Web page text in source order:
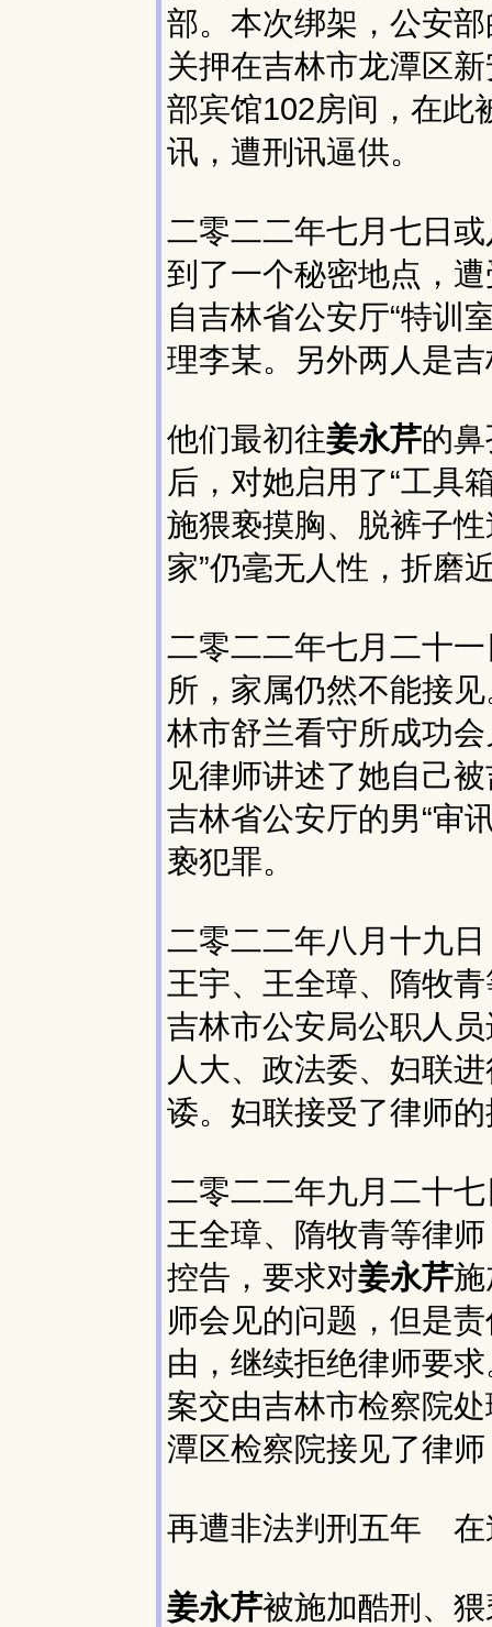
部。本次绑架，公安
关押在吉林市龙潭区
部宾馆102房间，在此
讯，遭刑讯逼供。
二零二二年七月七日
到了一个秘密地点，
自吉林省公安厅“特训
理李某。另外两人是
他们最初往姜永芹的
后，对她启用了“工具
施猥亵摸胸、脱裤子
家”仍毫无人性，折磨
二零二二年七月二十
所，家属仍然不能接
林市舒兰看守所成功
⻅律师讲述了她⾃⼰
吉林省公安厅的男“审
亵犯罪。
二零二二年八月十九
王宇、王全璋、隋牧
吉林市公安局公职人
人大、政法委、妇联
诿。妇联接受了律师
二零二二年九月二十
王全璋、隋牧青等律
控告，要求对姜永芹
师会见的问题，但是
由，继续拒绝律师要
案交由吉林市检察院
潭区检察院接见了律
再遭非法判刑五年 在
姜永芹被施加酷刑、